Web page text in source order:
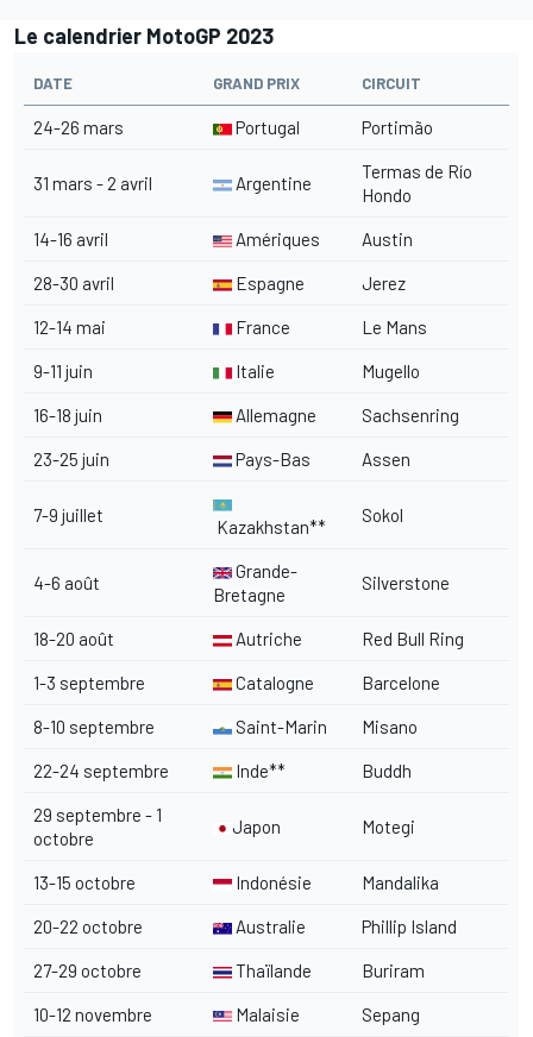
Le calendrier MotoGP 2023
DATE GRAND PRIX CIRCUIT
24-26 mars Portugal Portimão
31 mars - 2 avril Argentine
Termas de Río
Hondo
14-16 avril Amériques Austin
28-30 avril Espagne Jerez
12-14 mai France Le Mans
9-11 juin Italie Mugello
16-18 juin Allemagne Sachsenring
23-25 juin Pays-Bas Assen
7-9 juillet
Kazakhstan**
Sokol
4-6 août
Grande-
Bretagne
Silverstone
18-20 août Autriche Red Bull Ring
1-3 septembre Catalogne Barcelone
8-10 septembre Saint-Marin Misano
22-24 septembre Inde** Buddh
29 septembre - 1
octobre
Japon Motegi
13-15 octobre Indonésie Mandalika
20-22 octobre Australie Phillip Island
27-29 octobre Thaïlande Buriram
10-12 novembre Malaisie Sepang